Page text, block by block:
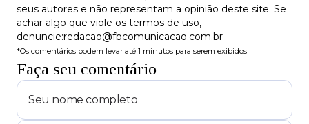
seus autores e não representam a opinião deste site. Se
achar algo que viole os termos de uso,
denuncie:redacao@fbcomunicacao.com.br
*Os comentários podem levar até 1 minutos para serem exibidos
Faça seu comentário